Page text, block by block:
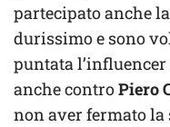
partecipato anche
durissimo e sono
puntata
anche controPiero
non aver fermato